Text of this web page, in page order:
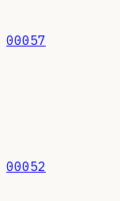
00057
00052